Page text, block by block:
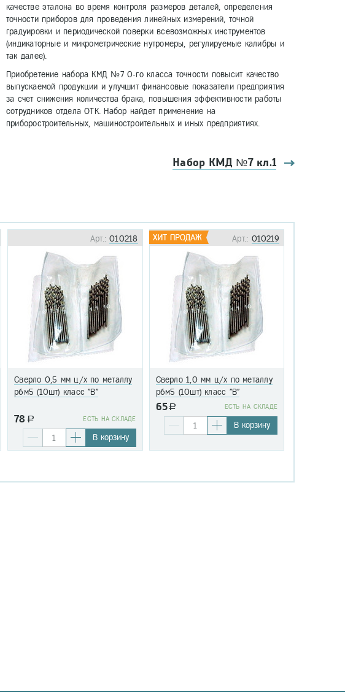
качестве эталона во время контроля размеров деталей, определения
точности приборов для проведения линейных измерений, точной
градуировки и периодической поверки всевозможных инструментов
(индикаторные и микрометрические нутромеры, регулируемые калибры и
так далее).
Приобретение набора КМД №7 0-го класса точности повысит качество
выпускаемой продукции и улучшит финансовые показатели предприятия
за счет снижения количества брака, повышения эффективности работы
сотрудников отдела ОТК. Набор найдет применение на
приборостроительных, машиностроительных и иных предприятиях.
Набор КМД №7 кл.1
Арт.:010218
Сверло 0,5 мм ц/х по металлу
р6м5 (10шт) класс "В"
78 a EСТЬ НА СКЛАДЕ
В корзину
Арт.: 010219
Сверло 1,0 мм ц/х по металлу
р6м5 (10шт) класс "В"
65a EСТЬ НА СКЛАДЕ
В корзину